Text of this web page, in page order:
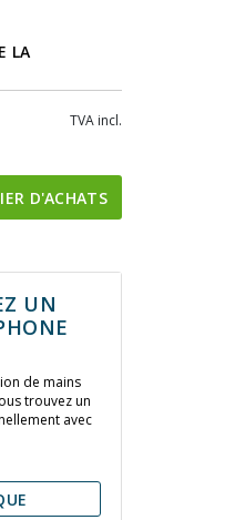
LA
TVA incl.
D'ACHATS
UN
de mains
trouvez un
avec